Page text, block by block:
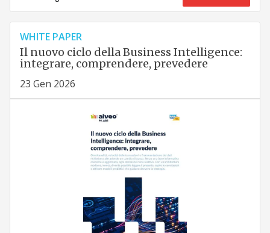
WHITE PAPER
Il nuovo ciclo della Business Intelligence:
integrare, comprendere, prevedere
23 Gen 2026